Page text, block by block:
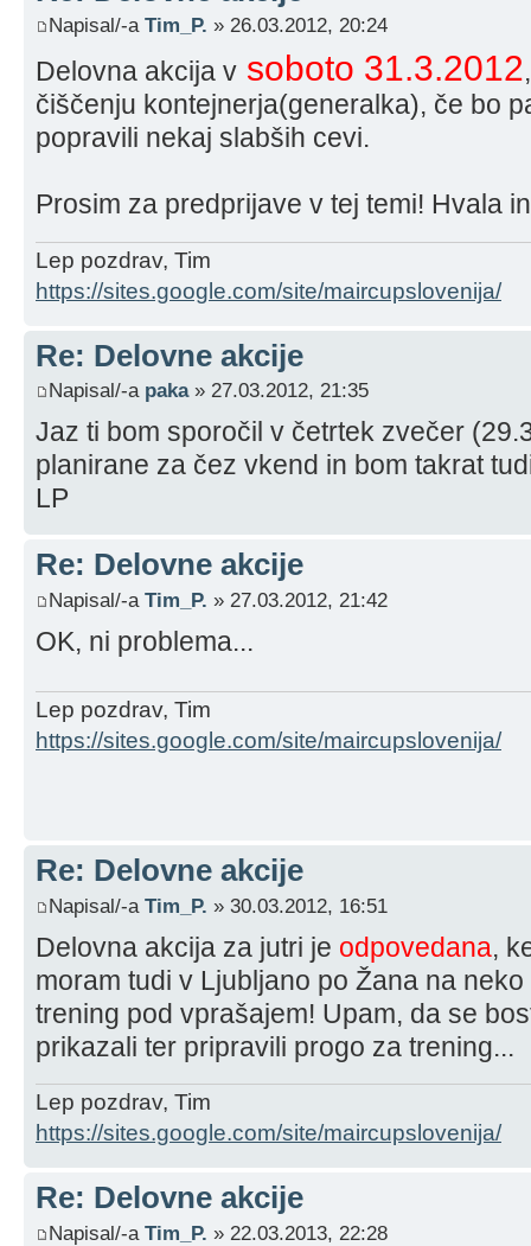
Napisal/-a Tim_P. » 26.03.2012, 20:24
Delovna akcija v soboto 31.3.2012
čiščenju kontejnerja(generalka), če bo
popravili nekaj slabših cevi.
Prosim za predprijave v tej temi! Hvala
Lep pozdrav, Tim
https://sites.google.com/site/maircupslovenija/
Re: Delovne akcije
Napisal/-a paka» 27.03.2012, 21:35
Jaz ti bom sporočil v četrtek zvečer
planirane za čez vkend in bom takrat
LP
Re: Delovne akcije
Napisal/-a Tim_P. » 27.03.2012, 21:42
OK, ni problema...
Lep pozdrav, Tim
https://sites.google.com/site/maircupslovenija/
Re: Delovne akcije
Napisal/-a Tim_P. » 30.03.2012, 16:51
Delovna akcija za jutri je odpovedana,
moram tudi v Ljubljano po Žana na
trening pod vprašajem! Upam, da se
prikazali ter pripravili progo za trening...
Lep pozdrav, Tim
https://sites.google.com/site/maircupslovenija/
Re: Delovne akcije
Napisal/-a Tim_P. » 22.03.2013, 22:28